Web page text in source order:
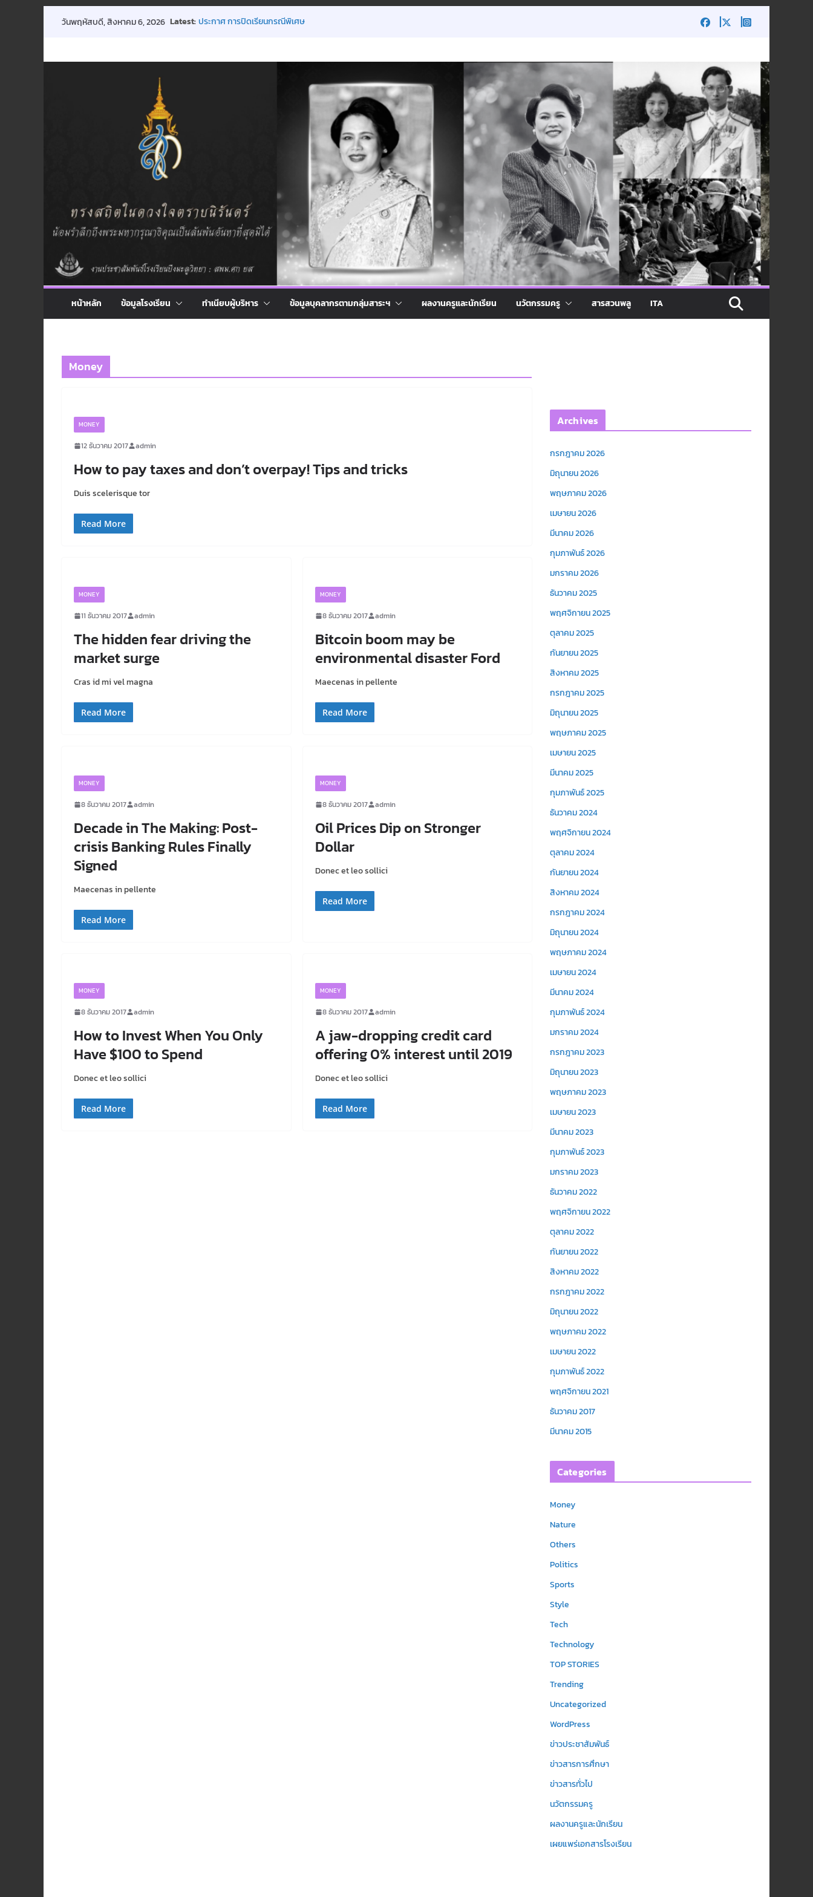
วันพฤหัสบดี, สิงหาคม 6, 2026 Latest:ประกาศ การปิดเรียนกรณีพิเศษ
หน้าหลัก ข้อมูลโรงเรียน ทำเนียบผู้บริหาร ข้อมูลบุคลากรตามกลุ่มสาระฯ ผลงานครูและนักเรียน นวัตกรรมครู สารสวนพลู ITA
Money
MONEY
12 ธันวาคม 2017 admin
How to pay taxes and don’t overpay! Tips and tricks
Duis scelerisque tor
Read More
MONEY
11 ธันวาคม 2017 admin
The hidden fear driving the
market surge
Cras id mi vel magna
Read More
MONEY
8 ธันวาคม 2017 admin
Bitcoin boom may be
environmental disaster Ford
Maecenas in pellente
Read More
MONEY
8 ธันวาคม 2017 admin
Decade in The Making: Post-
crisis Banking Rules Finally
Signed
Maecenas in pellente
Read More
MONEY
8 ธันวาคม 2017 admin
Oil Prices Dip on Stronger
Dollar
Donec et leo sollici
Read More
MONEY
8 ธันวาคม 2017 admin
How to Invest When You Only
Have $100 to Spend
Donec et leo sollici
Read More
MONEY
8 ธันวาคม 2017 admin
A jaw-dropping credit card
offering 0% interest until 2019
Donec et leo sollici
Read More
Archives
กรกฎาคม 2026
มิถุนายน 2026
พฤษภาคม 2026
เมษายน 2026
มีนาคม 2026
กุมภาพันธ์ 2026
มกราคม 2026
ธันวาคม 2025
พฤศจิกายน 2025
ตุลาคม 2025
กันยายน 2025
สิงหาคม 2025
กรกฎาคม 2025
มิถุนายน 2025
พฤษภาคม 2025
เมษายน 2025
มีนาคม 2025
กุมภาพันธ์ 2025
ธันวาคม 2024
พฤศจิกายน 2024
ตุลาคม 2024
กันยายน 2024
สิงหาคม 2024
กรกฎาคม 2024
มิถุนายน 2024
พฤษภาคม 2024
เมษายน 2024
มีนาคม 2024
กุมภาพันธ์ 2024
มกราคม 2024
กรกฎาคม 2023
มิถุนายน 2023
พฤษภาคม 2023
เมษายน 2023
มีนาคม 2023
กุมภาพันธ์ 2023
มกราคม 2023
ธันวาคม 2022
พฤศจิกายน 2022
ตุลาคม 2022
กันยายน 2022
สิงหาคม 2022
กรกฎาคม 2022
มิถุนายน 2022
พฤษภาคม 2022
เมษายน 2022
กุมภาพันธ์ 2022
พฤศจิกายน 2021
ธันวาคม 2017
มีนาคม 2015
Categories
Money
Nature
Others
Politics
Sports
Style
Tech
Technology
TOP STORIES
Trending
Uncategorized
WordPress
ข่าวประชาสัมพันธ์
ข่าวสารการศึกษา
ข่าวสารทั่วไป
นวัตกรรมครู
ผลงานครูและนักเรียน
เผยแพร่เอกสารโรงเรียน